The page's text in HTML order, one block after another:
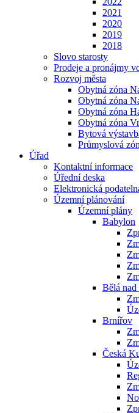
2021
2020
2019
2018
Slovo starosty
Prodeje a pronájmy
Rozvoj města
Obytná zóna
Obytná zóna
Obytná zóna
Obytná zóna
Bytová
Průmyslová
Úřad
Kontaktní informace
Úřední deska
Elektronická
Územní plánování
Územní plány
Babylon
Bělá nad
Brnířov
Česká